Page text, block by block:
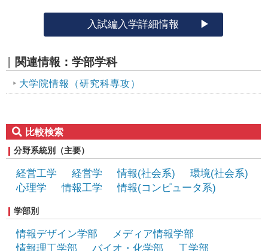
入試編入学詳細情報
関連情報：学部学科
大学院情報（研究科専攻）
比較検索
分野系統別（主要）
経営工学 経営学 情報(社会系)
環境(社会系)
心理学
情報工学
情報(コンピュータ系)
学部別
情報デザイン学部
メディア情報学部
情報理工学部
バイオ・化学部
工学部